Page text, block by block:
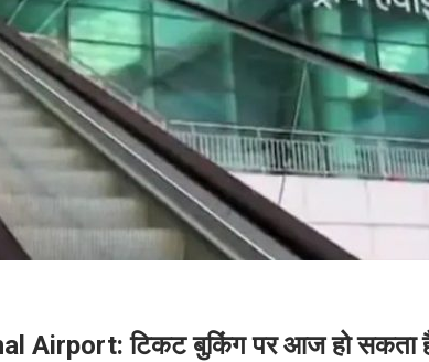
Airport: टिकट बुकिंग पर आज हो सकता